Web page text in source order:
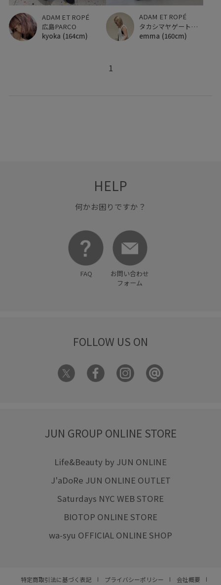
ADAM ET ROPÉ
広島PARCO
kyoka (164cm)
ADAM ET ROPÉ
タカシマヤゲートタワーモール
emma (160cm)
1
HELP
何かお困りですか？
FAQ
お問い合わせ
フォーム
FOLLOW US ON
JUN GROUP ONLINE STORE
Life&Beauty by JUN ONLINE
J'aDoRe JUN ONLINE OUTLET
Saturdays NYC WEB STORE
BIOTOP ONLINE STORE
wa-syu OFFICIAL ONLINE SHOP
特定商取引法に基づく表記 プライバシーポリシー 会社概要